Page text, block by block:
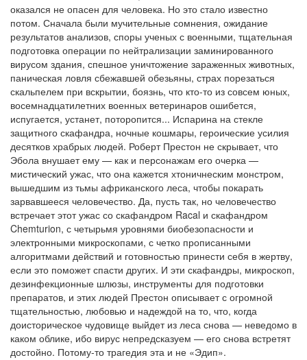
оказался не опасен для человека. Но это стало известно
потом. Сначала были мучительные сомнения, ожидание
результатов анализов, споры ученых с военными, тщательная
подготовка операции по нейтрализации заминированного
вирусом здания, спешное уничтожение зараженных животных,
паническая ловля сбежавшей обезьяны, страх порезаться
скальпелем при вскрытии, боязнь, что кто-то из совсем юных,
восемнадцатилетних военных ветеринаров ошибется,
испугается, устанет, поторопится... Испарина на стекле
защитного скафандра, ночные кошмары, героические усилия
десятков храбрых людей. Роберт Престон не скрывает, что
Эбола внушает ему — как и персонажам его очерка —
мистический ужас, что она кажется хтоничнеским монстром,
вышедшим из тьмы африканского леса, чтобы покарать
зарвавшееся человечество. Да, пусть так, но человечество
встречает этот ужас со скафандром Racal и скафандром
Chemturion, с четырьмя уровнями биобезопасности и
электронными микроскопами, с четко прописанными
алгоритмами действий и готовностью принести себя в жертву,
если это поможет спасти других. И эти скафандры, микроскоп,
дезинфекционные шлюзы, инструменты для подготовки
препаратов, и этих людей Престон описывает с огромной
тщательностью, любовью и надеждой на то, что, когда
доисторическое чудовище выйдет из леса снова — неведомо в
каком облике, ибо вирус непредсказуем — его снова встретят
достойно. Потому-то трагедия эта и не «Эдип».